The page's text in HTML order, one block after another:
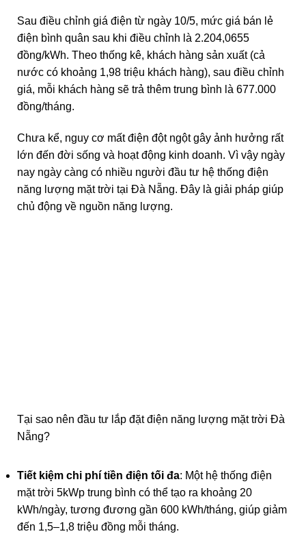
Sau điều chỉnh giá điện từ ngày 10/5, mức giá bán lẻ
điện bình quân sau khi điều chỉnh là 2.204,0655
đồng/kWh. Theo thống kê, khách hàng sản xuất (cả
nước có khoảng 1,98 triệu khách hàng), sau điều chỉnh
giá, mỗi khách hàng sẽ trả thêm trung bình là 677.000
đồng/tháng.
Chưa kể, nguy cơ mất điện đột ngột gây ảnh hưởng rất
lớn đến đời sống và hoạt động kinh doanh. Vì vậy ngày
nay ngày càng có nhiều người đầu tư hệ thống điện
năng lượng mặt trời tại Đà Nẵng. Đây là giải pháp giúp
chủ động về nguồn năng lượng.
Tại sao nên đầu tư lắp đặt điện năng lượng mặt trời Đà
Nẵng?
Tiết kiệm chi phí tiền điện tối đa: Một hệ thống điện
mặt trời 5kWp trung bình có thể tạo ra khoảng 20
kWh/ngày, tương đương gần 600 kWh/tháng, giúp giảm
đến 1,5–1,8 triệu đồng mỗi tháng.